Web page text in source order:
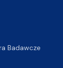
Badawcze